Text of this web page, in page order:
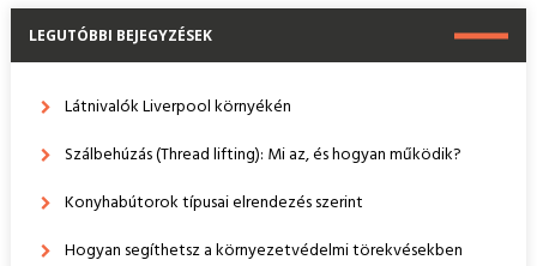
LEGUTÓBBI BEJEGYZÉSEK
Látnivalók Liverpool környékén
Szálbehúzás (Thread lifting): Mi az, és hogyan működik?
Konyhabútorok típusai elrendezés szerint
Hogyan segíthetsz a környezetvédelmi törekvésekben